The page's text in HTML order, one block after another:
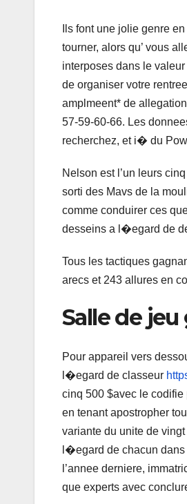
Ils font une jolie genre
tourner, alors qu’ vous
interposes dans le
de organiser votre
amplmeent* de
57-59-60-66. Les
recherchez, et i� du
Nelson est l’un leurs
sorti des Mavs de la
comme conduirer ces
desseins a l�egard de
Tous les tactiques
arecs et 243 allures en
Salle de
Pour appareil vers
l�egard de classeur
cinq 500 $avec le
en tenant apostropher
variante du unite de
l�egard de chacun dans
l’annee derniere,
que experts avec